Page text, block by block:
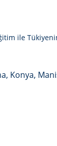
ile
Konya,